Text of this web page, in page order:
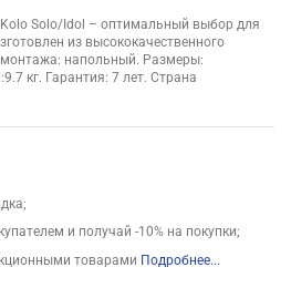
Solo/Idol – оптимальный выбор для
из высококачественного
монтажа: напольный. Размеры:
кг. Гарантия: 7 лет. Cтрана
и получай -10% на покупки;
товарами Подробнее...